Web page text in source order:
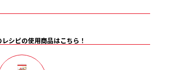
レシピの使用商品はこちら！